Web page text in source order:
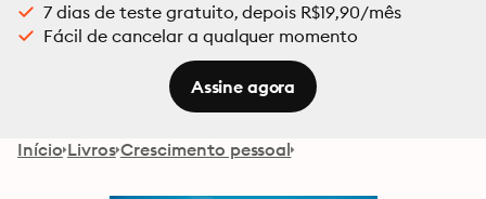
7 dias de teste gratuito, depois R$19,90/mês
Fácil de cancelar a qualquer momento
Assine agora
Início Livros Crescimento pessoal